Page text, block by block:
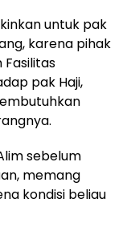
untuk pak
karena pihak
pak Haji,
sebelum
memang
kondisi beliau